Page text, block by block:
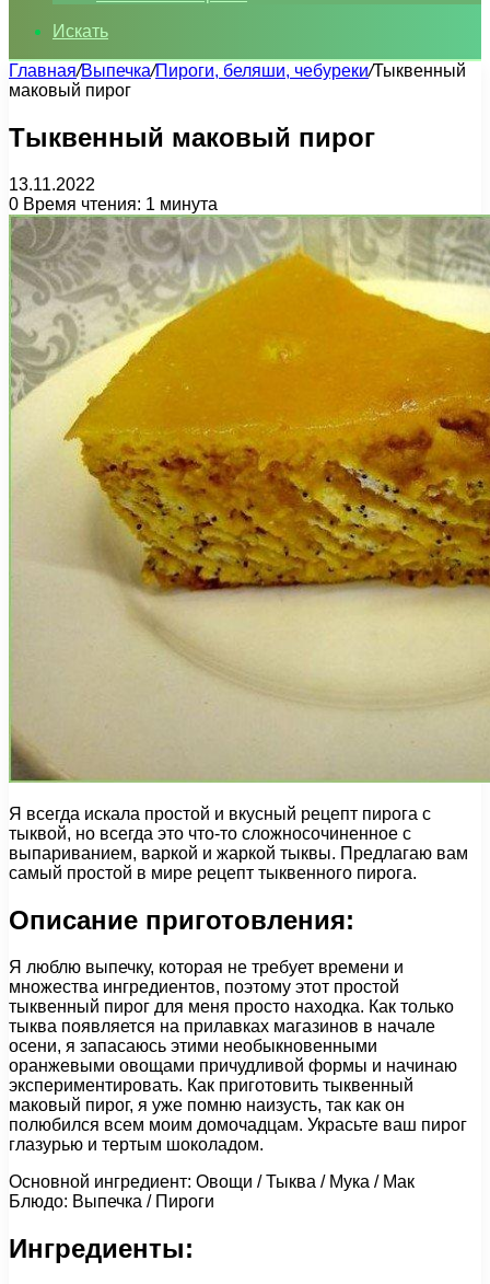
Искать
Главная/Выпечка/Пироги, беляши, чебуреки/Тыквенный
маковый пирог
Тыквенный маковый пирог
13.11.2022
0 Время чтения: 1 минута
Я всегда искала простой и вкусный рецепт пирога с
тыквой, но всегда это что-то сложносочиненное с
выпариванием, варкой и жаркой тыквы. Предлагаю вам
самый простой в мире рецепт тыквенного пирога.
Описание приготовления:
Я люблю выпечку, которая не требует времени и
множества ингредиентов, поэтому этот простой
тыквенный пирог для меня просто находка. Как только
тыква появляется на прилавках магазинов в начале
осени, я запасаюсь этими необыкновенными
оранжевыми овощами причудливой формы и начинаю
экспериментировать. Как приготовить тыквенный
маковый пирог, я уже помню наизусть, так как он
полюбился всем моим домочадцам. Украсьте ваш пирог
глазурью и тертым шоколадом.
Основной ингредиент: Овощи / Тыква / Мука / Мак
Блюдо: Выпечка / Пироги
Ингредиенты: